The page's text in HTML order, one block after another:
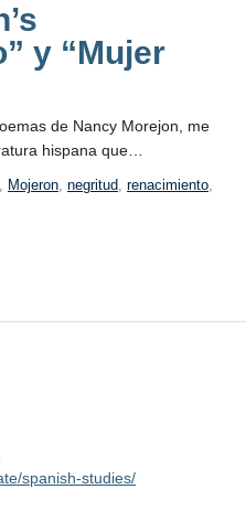
y “Mujer
de Nancy Morejon, me
hispana que…
, Mojeron, negritud, renacimiento,
spanish-studies/